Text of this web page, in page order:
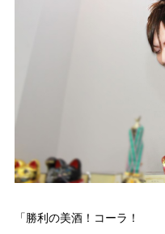
「勝利の美酒！コーラ！